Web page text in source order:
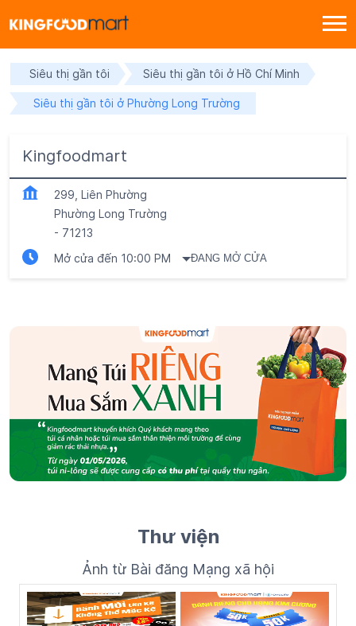
Siêu thị gần tôi Siêu thị gần tôi ở Hồ Chí Minh
Siêu thị gần tôi ở Phường Long Trường
Kingfoodmart
299, Liên Phường
Phường Long Trường
- 71213
Mở cửa đến 10:00 PM
ĐANG MỞ CỬA
Thư viện
Ảnh từ Bài đăng Mạng xã hội